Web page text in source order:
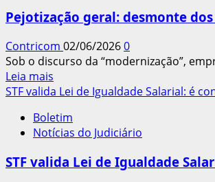
da
Pejotização geral: desmonte
Contricom 02/06/20260
Sob o discurso da “modernização”,
Leia mais
mais
Pejotização
geral:
dos
STF valida Lei de Igualdade Salarial: é
Boletim
Notícias do Judiciário
STF valida Lei de Igualdade